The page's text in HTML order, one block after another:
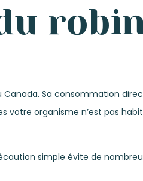
Canada. Sa consommation
votre organisme n’est pas
simple évite de